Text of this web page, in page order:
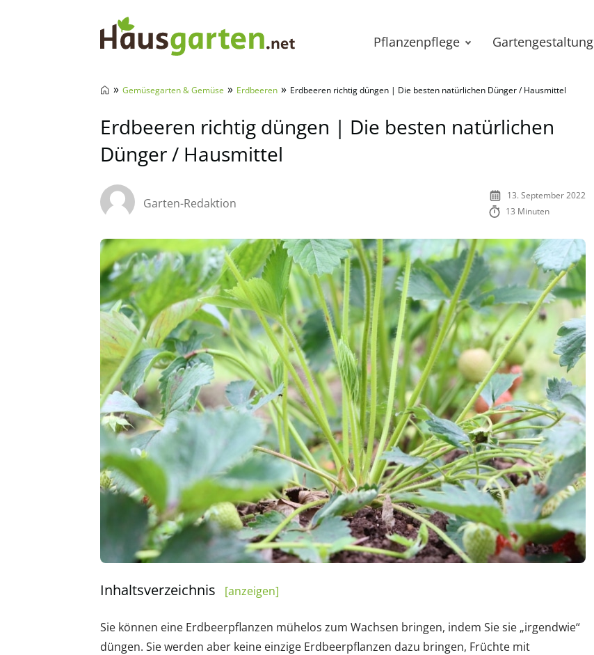
Pflanzenpflege Gartengestaltung
» Gemüsegarten & Gemüse » Erdbeeren » Erdbeeren richtig düngen | Die besten natürlichen Dünger / Hausmittel
Erdbeeren richtig düngen | Die besten natürlichen
Dünger / Hausmittel
Garten-Redaktion
13. September 2022
13 Minuten
Inhaltsverzeichnis [anzeigen]
Sie können eine Erdbeerpflanzen mühelos zum Wachsen bringen, indem Sie sie „irgendwie“
düngen. Sie werden aber keine einzige Erdbeerpflanzen dazu bringen, Früchte mit